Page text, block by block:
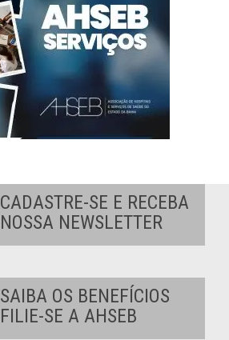
CADASTRE-SE E RECEBA
NOSSA NEWSLETTER
SAIBA OS BENEFÍCIOS
FILIE-SE A AHSEB